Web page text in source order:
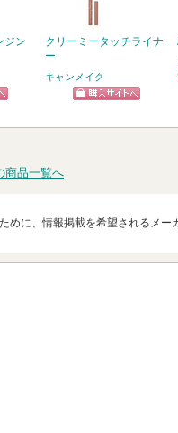
ジン
クリーミータッチライナ
ー
キャンメイク
商品一覧へ
めに、情報掲載を希望されるメー